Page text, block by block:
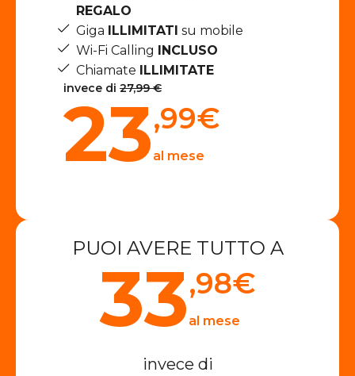
REGALO
Giga ILLIMITATI su mobile
Wi-Fi Calling INCLUSO
Chiamate ILLIMITATE
invece di 27,99 €
23,99€
al mese
PUOI AVERE TUTTO A
33,98€
al mese
invece di